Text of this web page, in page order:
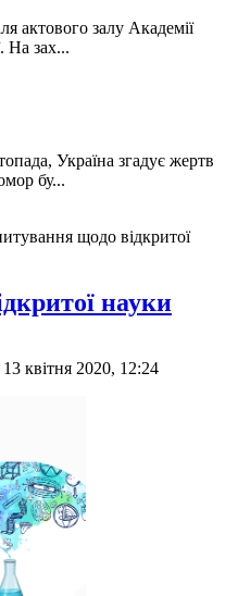
актового залу Академії
На зах...
Україна згадує жертв
бу...
щодо відкритої
науки
квітня 2020, 12:24